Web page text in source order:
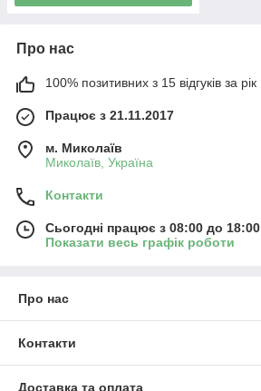
Про нас
100% позитивних з 15 відгуків за рік
Працює з 21.11.2017
м. Миколаїв
Миколаїв, Україна
Контакти
Сьогодні працює з 08:00 до 18:00
Показати весь графік роботи
Про нас
Контакти
Доставка та оплата